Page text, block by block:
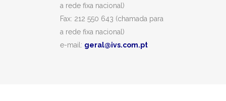
a rede fixa nacional)
Fax: 212 550 643 (chamada para
a rede fixa nacional)
e-mail: geral@ivs.com.pt